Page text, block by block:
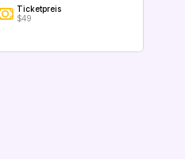
Ticketpreis
$49